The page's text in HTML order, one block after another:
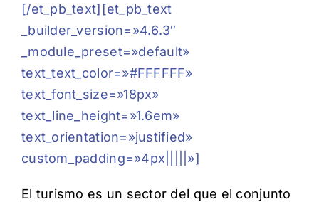
[/et_pb_text][et_pb_text
_builder_version=»4.6.3″
_module_preset=»default»
text_text_color=»#FFFFFF»
text_font_size=»18px»
text_line_height=»1.6em»
text_orientation=»justified»
custom_padding=»4px|||||»]
El turismo es un sector del que el conjunto